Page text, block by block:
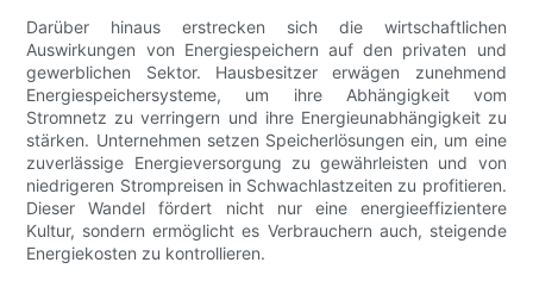
Darüber hinaus erstrecken sich die wirtschaftlichen
Auswirkungen von Energiespeichern auf den privaten und
gewerblichen Sektor. Hausbesitzer erwägen zunehmend
Energiespeichersysteme, um ihre Abhängigkeit vom
Stromnetz zu verringern und ihre Energieunabhängigkeit zu
stärken. Unternehmen setzen Speicherlösungen ein, um eine
zuverlässige Energieversorgung zu gewährleisten und von
niedrigeren Strompreisen in Schwachlastzeiten zu profitieren.
Dieser Wandel fördert nicht nur eine energieeffizientere
Kultur, sondern ermöglicht es Verbrauchern auch, steigende
Energiekosten zu kontrollieren.